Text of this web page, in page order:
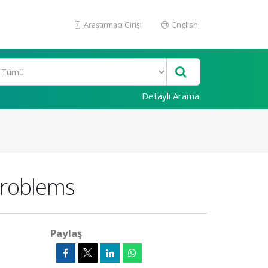
Araştırmacı Girişi English
Detaylı Arama
Paylaş